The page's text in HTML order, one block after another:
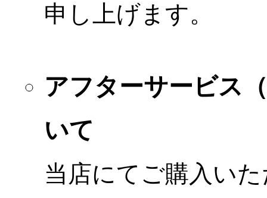
申し上げます。
アフターサービス
いて
当店にてご購入い